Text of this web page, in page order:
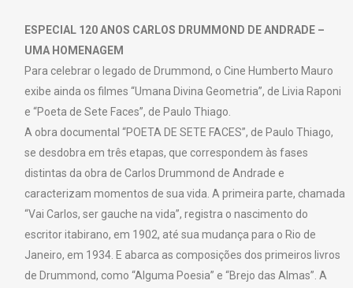
ESPECIAL 120 ANOS CARLOS DRUMMOND DE ANDRADE –
UMA HOMENAGEM
Para celebrar o legado de Drummond, o Cine Humberto Mauro
exibe ainda os filmes “Umana Divina Geometria”, de Livia Raponi
e “Poeta de Sete Faces”, de Paulo Thiago.
A obra documental “POETA DE SETE FACES”, de Paulo Thiago,
se desdobra em três etapas, que correspondem às fases
distintas da obra de Carlos Drummond de Andrade e
caracterizam momentos de sua vida. A primeira parte, chamada
“Vai Carlos, ser gauche na vida”, registra o nascimento do
escritor itabirano, em 1902, até sua mudança para o Rio de
Janeiro, em 1934. E abarca as composições dos primeiros livros
de Drummond, como “Alguma Poesia” e “Brejo das Almas”. A